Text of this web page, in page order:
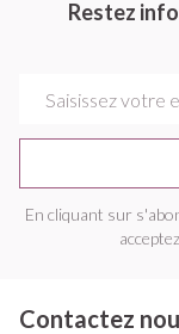
Restez
En cliquant sur
Contactez